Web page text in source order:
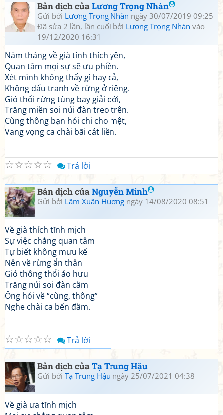
Bản dịch củaLương Trọng Nhàn
Gửi bởi Lương Trọng Nhàn ngày 30/07/2019 09:25
Đã sửa 2 lần, lần cuối bởi Lương Trọng Nhàn vào
19/12/2020 16:31
Năm tháng về già tính thích yên,
Quan tâm mọi sự sẽ ưu phiền.
Xét mình không thấy gì hay cả,
Không đấu tranh về rừng ở riêng.
Gió thổi rừng tùng bay giải đới,
Trăng miền soi núi đàn treo trên.
Cùng thông bạn hỏi chi cho mệt,
Vang vọng ca chài bãi cát liền.
☆
☆
☆
☆
☆ Trả lời
Bản dịch củaNguyễn Minh
Gửi bởi Lâm Xuân Hương ngày 14/08/2020 08:51
Về già thích tĩnh mịch
Sự việc chẳng quan tâm
Tự biết không mưu kế
Nên về rừng ẩn thân
Gió thông thổi áo hưu
Trăng núi soi đàn cầm
Ông hỏi về “cùng, thông”
Nghe chài ca bến đầm.
☆
☆
☆
☆
☆ Trả lời
Bản dịch củaTạ Trung Hậu
Gửi bởi Tạ Trung Hậu ngày 25/07/2021 04:38
Về già ưa tĩnh mịch